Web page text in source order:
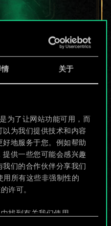
情 关于
为了让网站功能可用，而
为我们提供技术和内容
地服务于您。例如帮助
供一些您可能会感兴趣
们的合作伙伴分享我们
所有这些非强制性的
许可。
找到有关我们使用
享了一套
的不止这
撰写攻略